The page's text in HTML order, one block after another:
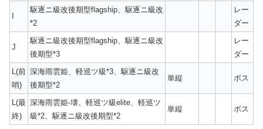
駆逐ニ級改後期型flagship、駆逐ニ級改
*2
レー
ダー
J
駆逐ニ級改後期型flagship、駆逐ニ級改
後期型*3
レー
ダー
L(前
哨)
深海雨雲姫、軽巡ツ級*3、駆逐ニ級改
後期型*2
単縦 ボス
L(最
終)
深海雨雲姫-壊、軽巡ツ級elite、軽巡ツ
級*2、駆逐ニ級改後期型*2
単縦 ボス